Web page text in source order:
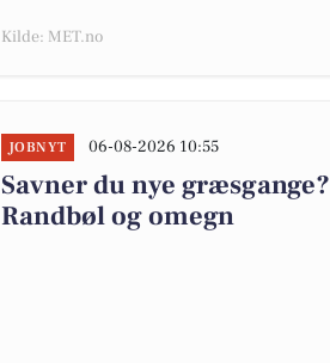
Kilde: MET.no
JOBNYT 06-08-2026 10:55
Savner du nye
Randbøl og omegn